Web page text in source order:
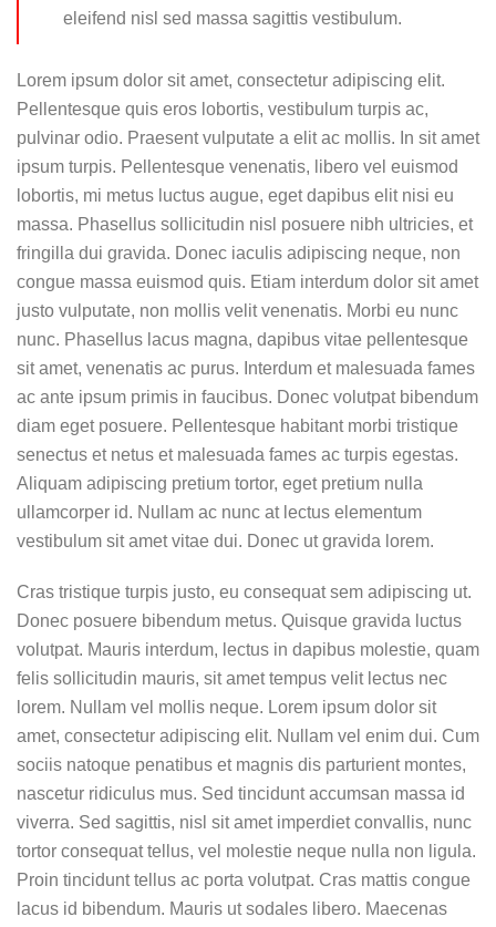
eleifend nisl sed massa sagittis vestibulum.
Lorem ipsum dolor sit amet, consectetur adipiscing elit.
Pellentesque quis eros lobortis, vestibulum turpis ac,
pulvinar odio. Praesent vulputate a elit ac mollis. In sit amet
ipsum turpis. Pellentesque venenatis, libero vel euismod
lobortis, mi metus luctus augue, eget dapibus elit nisi eu
massa. Phasellus sollicitudin nisl posuere nibh ultricies, et
fringilla dui gravida. Donec iaculis adipiscing neque, non
congue massa euismod quis. Etiam interdum dolor sit amet
justo vulputate, non mollis velit venenatis. Morbi eu nunc
nunc. Phasellus lacus magna, dapibus vitae pellentesque
sit amet, venenatis ac purus. Interdum et malesuada fames
ac ante ipsum primis in faucibus. Donec volutpat bibendum
diam eget posuere. Pellentesque habitant morbi tristique
senectus et netus et malesuada fames ac turpis egestas.
Aliquam adipiscing pretium tortor, eget pretium nulla
ullamcorper id. Nullam ac nunc at lectus elementum
vestibulum sit amet vitae dui. Donec ut gravida lorem.
Cras tristique turpis justo, eu consequat sem adipiscing ut.
Donec posuere bibendum metus. Quisque gravida luctus
volutpat. Mauris interdum, lectus in dapibus molestie, quam
felis sollicitudin mauris, sit amet tempus velit lectus nec
lorem. Nullam vel mollis neque. Lorem ipsum dolor sit
amet, consectetur adipiscing elit. Nullam vel enim dui. Cum
sociis natoque penatibus et magnis dis parturient montes,
nascetur ridiculus mus. Sed tincidunt accumsan massa id
viverra. Sed sagittis, nisl sit amet imperdiet convallis, nunc
tortor consequat tellus, vel molestie neque nulla non ligula.
Proin tincidunt tellus ac porta volutpat. Cras mattis congue
lacus id bibendum. Mauris ut sodales libero. Maecenas